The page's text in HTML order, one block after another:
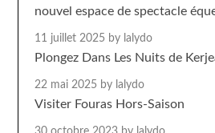
nouvel espace de spectacle
11 juillet 2025 by lalydo
Plongez Dans Les Nuits de
22 mai 2025 by lalydo
Visiter Fouras Hors-Saison